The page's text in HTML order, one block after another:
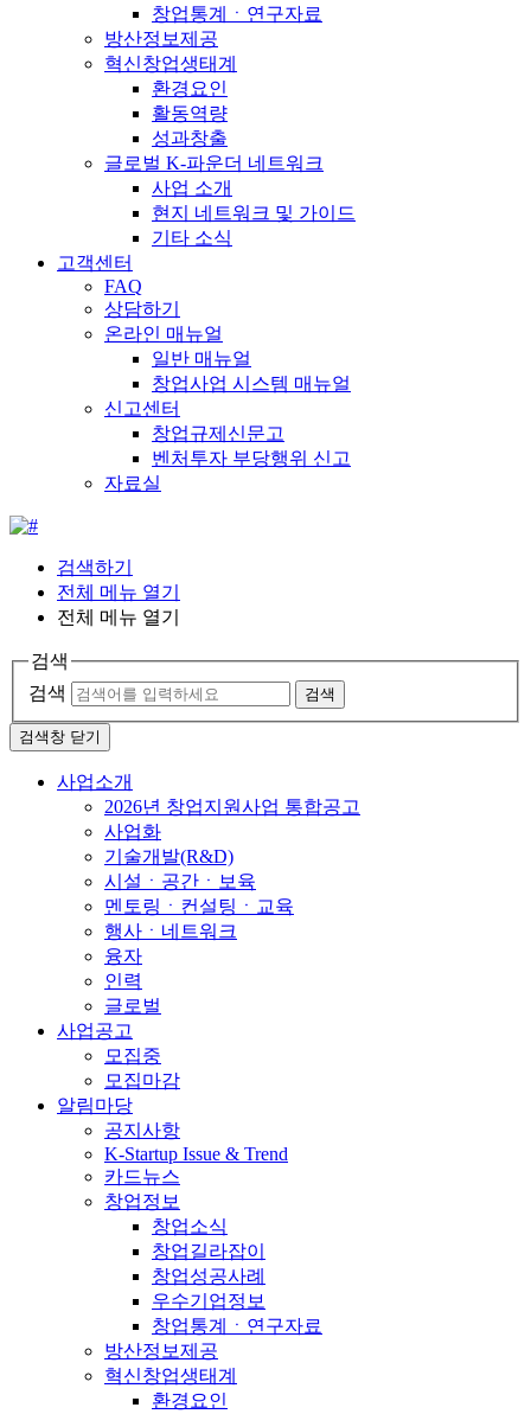
창업통계ㆍ연구자료
방산정보제공
혁신창업생태계
환경요인
활동역량
성과창출
글로벌 K-파운더 네트워크
사업 소개
현지 네트워크 및 가이드
기타 소식
고객센터
FAQ
상담하기
온라인 매뉴얼
일반 매뉴얼
창업사업 시스템 매뉴얼
신고센터
창업규제신문고
벤처투자 부당행위 신고
자료실
검색하기
전체 메뉴 열기
전체 메뉴 열기
검색
검색
검색
검색창 닫기
사업소개
2026년 창업지원사업 통합공고
사업화
기술개발(R&D)
시설ㆍ공간ㆍ보육
멘토링ㆍ컨설팅ㆍ교육
행사ㆍ네트워크
융자
인력
글로벌
사업공고
모집중
모집마감
알림마당
공지사항
K-Startup Issue & Trend
카드뉴스
창업정보
창업소식
창업길라잡이
창업성공사례
우수기업정보
창업통계ㆍ연구자료
방산정보제공
혁신창업생태계
환경요인